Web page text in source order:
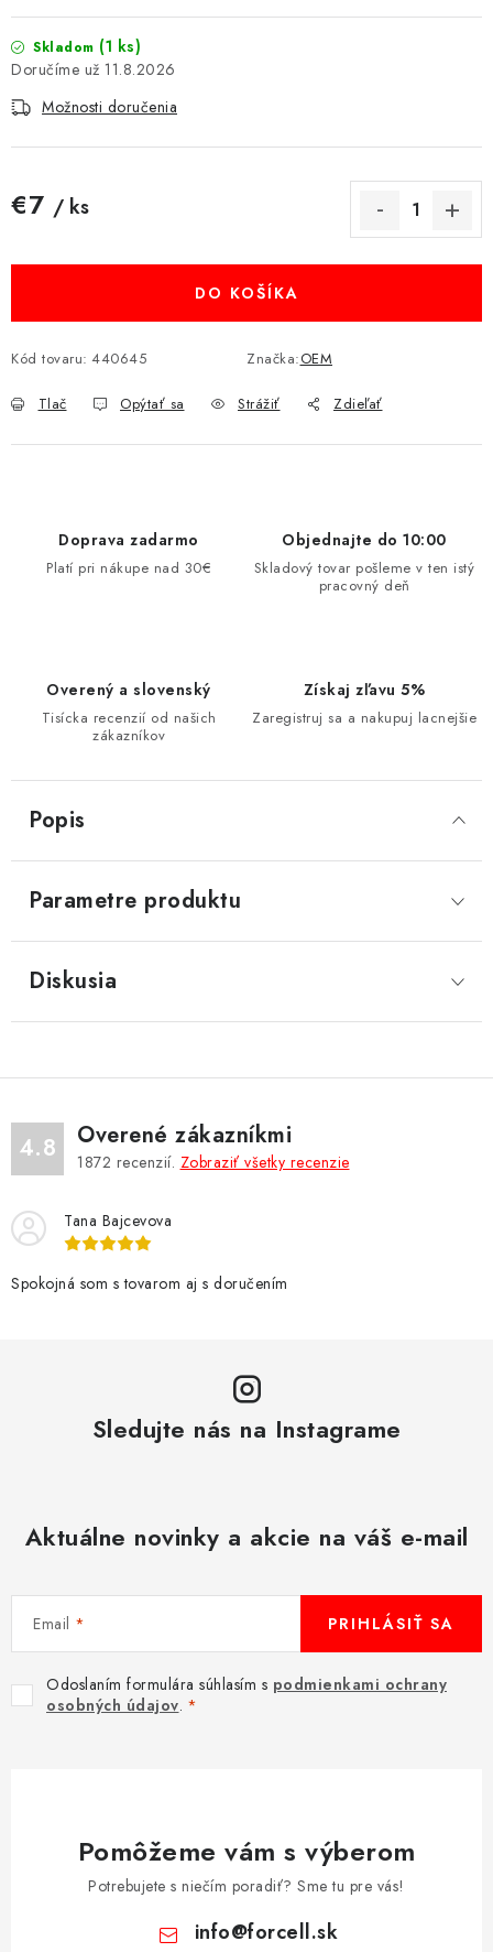
KAMERY
OSTATNÉ PRÍSLUŠENSTVO
Obchodné podmienky
Podmienky ochrany osobných údajov
Reklamácia Kontakty
Skladom (1 ks)
11.8.2026
Možnosti doručenia
€7 / ks
DO KOŠÍKA
Kód tovaru: 440645 Značka:OEM
Tlač Opýtať sa Strážiť Zdieľať
Doprava zadarmo
Platí pri nákupe nad 30€
Objednajte do 10:00
Skladový tovar pošleme v ten istý
pracovný deň
Overený a slovenský
Tisícka recenzií od našich
zákazníkov
Získaj zľavu 5%
Zaregistruj sa a nakupuj lacnejšie
Popis
Parametre produktu
Diskusia
4.8 Overené zákazníkmi
1872 recenzií. Zobraziť všetky recenzie
Tana Bajcevova
Spokojná som s tovarom aj s doručením
Sledujte nás na Instagrame
Aktuálne novinky a akcie na váš e-mail
Email
Odoslaním formulára súhlasím s podmienkami ochrany
osobných údajov.
PRIHLÁSIŤ SA
Pomôžeme vám s výberom
Potrebujete s niečím poradiť? Sme tu pre vás!
info@forcell.sk